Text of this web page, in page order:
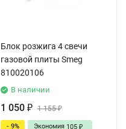
Блок розжига 4 свечи
газовой плиты Smeg
810020106
В наличии
1 050 ₽ 1 155₽
- 9% Экономия 105 ₽